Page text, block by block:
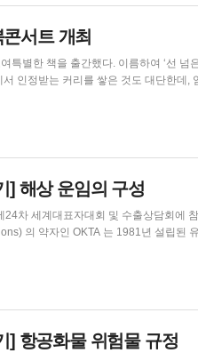
서트 개최
했다. 이름하여 ‘선 넘은 여자들’이다. 국경의 선
] 해상 운임의 구성
자대회 및 수출상담회에 참석했습니다. 세계한인
의 약자인 OKTA 는 1981년 설립된
구성된 단체입니다. 14개 통상으로 이루어진 세션에서
] 항공화물 위험물 규정